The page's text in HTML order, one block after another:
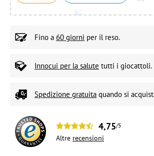
Fino a 60 giorni per il reso.
Innocui per la salute tutti i giocattoli.
Spedizione gratuita quando si
4,75/5
Altre recensioni